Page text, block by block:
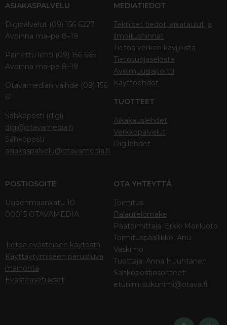
ASIAKASPALVELU
Digipalvelut (09) 156 6227
Avoinna ma–pe 8–19
Painettu lehti (09) 156 665
Avoinna ma–pe 8–19
Otavamedian vaihde (09) 156
61
Sähköposti (digi)
digi@otavamedia.fi
Sähköposti
asiakaspalvelu@otavamedia.fi
MEDIATIEDOT
Tekniset tiedot, aikataulut ja
ilmoitushinnat
Tietoa verkon kävijöistä
Tietosuojaseloste
Avoimuusraportti
Käyttöehdot
TUOTTEET
Aikakauslehdet
Verkkopalvelut
Digilehdet
POSTIOSOITE
Uudenmaankatu 10
00015 OTAVAMEDIA
Tietoa evästeiden käytöstä
Käyttäytymiseen perustuva
mainonta
Evästeasetukset
OTA YHTEYTTÄ
Toimitus
Palautelomake
Päätoimittaja: Erkki Meriluoto
Toimituspäällikkö: Anu
Vaskimo
Tuottaja: Anna Huuhtanen
Sähköpostiosoitteet:
etunimi.sukunimi@otava.fi